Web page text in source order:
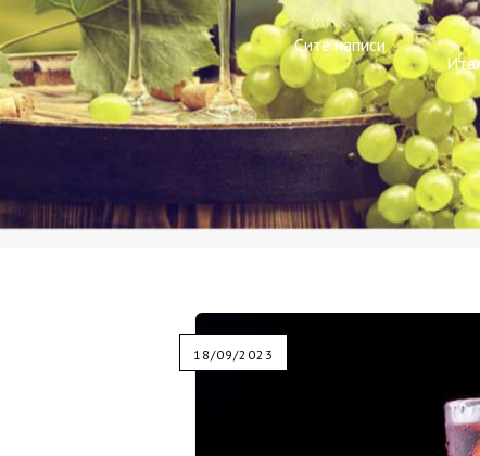
Сите написи
18/09/2023